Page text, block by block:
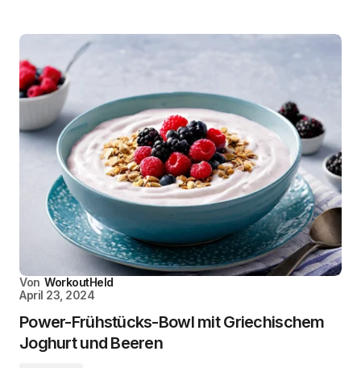
Von WorkoutHeld
April 23, 2024
Power-Frühstücks-Bowl mit Griechischem
Joghurt und Beeren